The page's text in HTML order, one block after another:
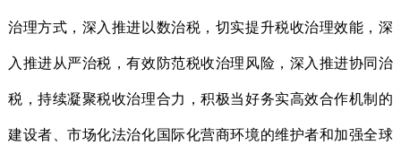
治理方式，深入推进以数治税，切实提升税收治理效能，深
入推进从严治税，有效防范税收治理风险，深入推进协同治
税，持续凝聚税收治理合力，积极当好务实高效合作机制的
建设者、市场化法治化国际化营商环境的维护者和加强全球